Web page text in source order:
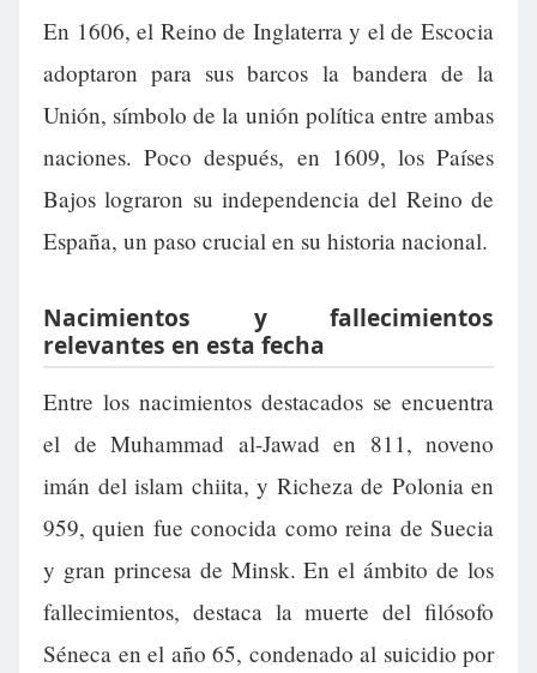
En 1606, el Reino de Inglaterra y el de Escocia
adoptaron para sus barcos la bandera de la
Unión, símbolo de la unión política entre ambas
naciones. Poco después, en 1609, los Países
Bajos lograron su independencia del Reino de
España, un paso crucial en su historia nacional.
Nacimientos y fallecimientos
relevantes en esta fecha
Entre los nacimientos destacados se encuentra
el de Muhammad al-Jawad en 811, noveno
imán del islam chiita, y Richeza de Polonia en
959, quien fue conocida como reina de Suecia
y gran princesa de Minsk. En el ámbito de los
fallecimientos, destaca la muerte del filósofo
Séneca en el año 65, condenado al suicidio por